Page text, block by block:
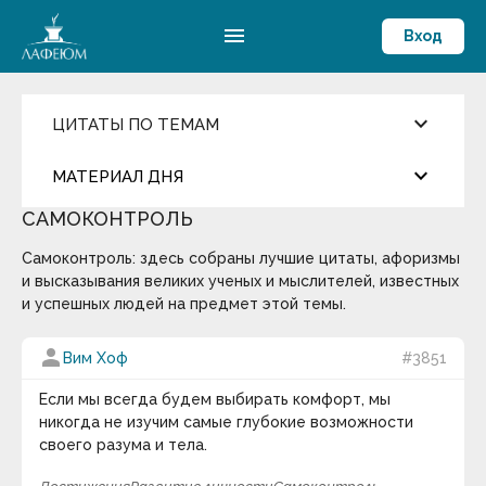
menu Вход
ЦИТАТЫ ПО ТЕМАМ keyboard_arrow_down
Достижения
Компетентность
Мировоззрение
Мораль
Окружение и Общение
Самоконтроль
Способности
Эрудиция
Общество
САМОКОНТРОЛЬ
Самоконтроль: здесь собраны лучшие цитаты, афоризмы
и высказывания великих ученых и мыслителей, известных
и успешных людей на предмет этой темы.
person Вим Хоф #3851
Если мы всегда будем выбирать комфорт, мы
никогда не изучим самые глубокие возможности
своего разума и тела.
МАТЕРИАЛ ДНЯ keyboard_arrow_down
Арабская мудрость
Мир существует для человека, человек живет для
Термин дня
Философия истории
— раздел философии,